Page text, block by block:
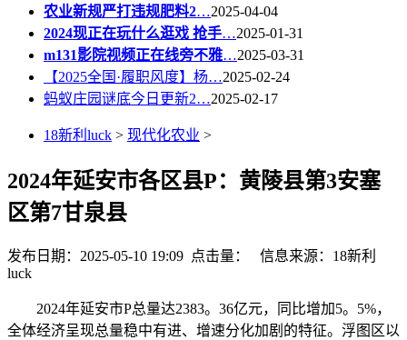
农业新规严打违规肥料2…2025-04-04
2024现正在玩什么逛戏 抢手…2025-01-31
m131影院视频正在线旁不雅…2025-03-31
【2025全国·履职风度】杨…2025-02-24
蚂蚁庄园谜底今日更新2…2025-02-17
18新利luck > 现代化农业 >
2024年延安市各区县P：黄陵县第3安塞
区第7甘泉县
发布日期：2025-05-10 19:09 点击量：
信息来源：18新利
luck
2024年延安市P总量达2383。36亿元，同比增加5。5%，
全体经济呈现总量稳中有进、增速分化加剧的特征。浮图区以